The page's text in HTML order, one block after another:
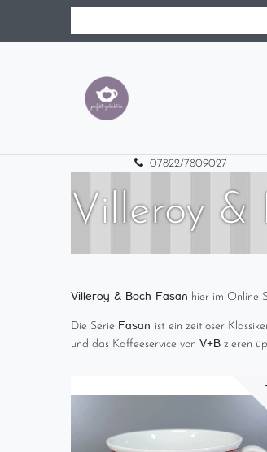
07822/7809027
Villeroy &
Villeroy & Boch Fasan hier im Online
Die Serie Fasan ist ein zeitloser
und das Kaffeeservice von V+B zieren